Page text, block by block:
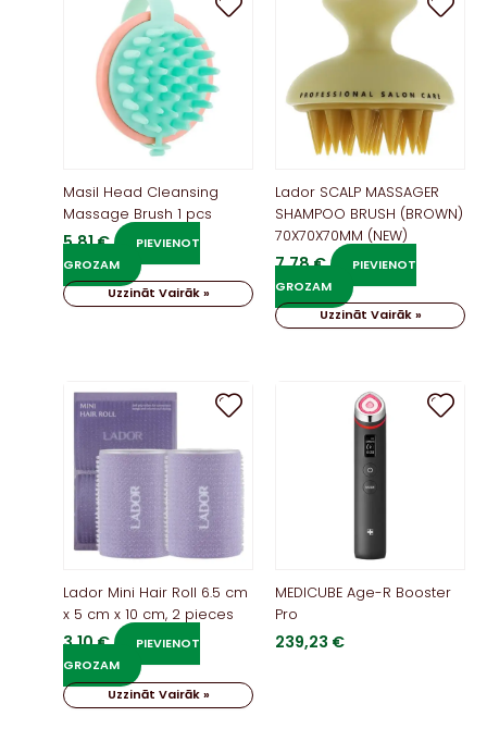
Masil Head Cleansing
Massage Brush 1 pcs
5,81€
PIEVIENOT
GROZAM
Uzzināt Vairāk »
Lador SCALP MASSAGER
SHAMPOO BRUSH (BROWN)
70X70X70MM (NEW)
7,78€
PIEVIENOT
GROZAM
Uzzināt Vairāk »
Lador Mini Hair Roll 6.5 cm
x 5 cm x 10 cm, 2 pieces
3,10€
PIEVIENOT
GROZAM
Uzzināt Vairāk »
MEDICUBE Age-R Booster
Pro
239,23 €